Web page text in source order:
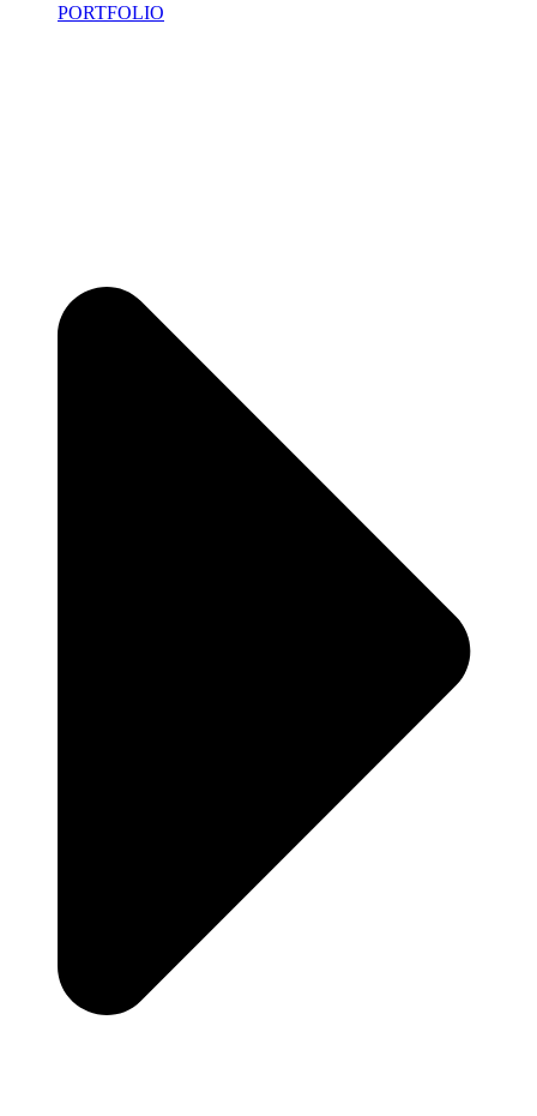
PORTFOLIO